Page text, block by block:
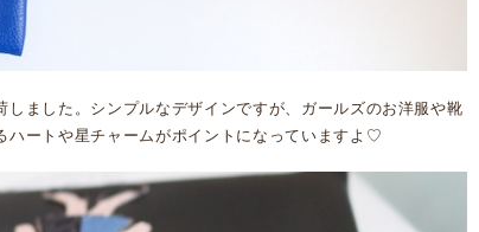
しました。シンプルなデザインですが、ガールズのお洋服や靴
ハートや星チャームがポイントになっていますよ♡